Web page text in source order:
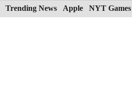
Skip
to
Trending News Apple NYT Games